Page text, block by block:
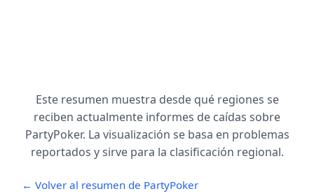
Este resumen muestra desde qué regiones se
reciben actualmente informes de caídas sobre
PartyPoker. La visualización se basa en problemas
reportados y sirve para la clasificación regional.
← Volver al resumen de PartyPoker